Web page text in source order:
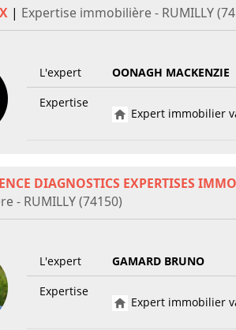
| Expertise immobilière - RUMILLY
L'expert
OONAGH MACKENZIE
Expertise
Expert immobilier
DIAGNOSTICS EXPERTISES
- RUMILLY (74150)
L'expert
GAMARD BRUNO
Expertise
Expert immobilier